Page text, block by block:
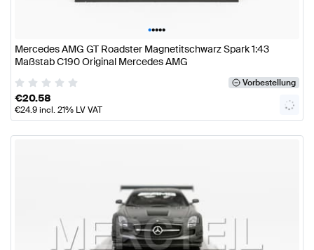
•••••
Mercedes AMG GT Roadster Magnetitschwarz Spark 1:43
Maßstab C190 Original Mercedes AMG
Vorbestellung
€20.58
€24.9incl. 21% LV VAT